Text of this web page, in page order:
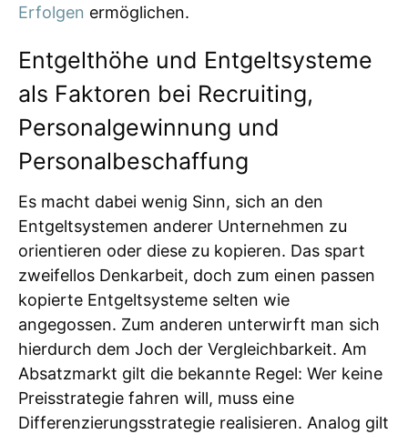
Erfolgen ermöglichen.
Entgelthöhe und Entgeltsysteme
als Faktoren bei Recruiting,
Personalgewinnung und
Personalbeschaffung
Es macht dabei wenig Sinn, sich an den
Entgeltsystemen anderer Unternehmen zu
orientieren oder diese zu kopieren. Das spart
zweifellos Denkarbeit, doch zum einen passen
kopierte Entgeltsysteme selten wie
angegossen. Zum anderen unterwirft man sich
hierdurch dem Joch der Vergleichbarkeit. Am
Absatzmarkt gilt die bekannte Regel: Wer keine
Preisstrategie fahren will, muss eine
Differenzierungsstrategie realisieren. Analog gilt